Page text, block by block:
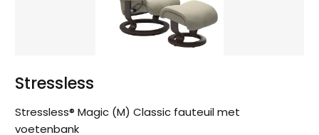
Stressless
Stressless® Magic (M) Classic fauteuil met
voetenbank